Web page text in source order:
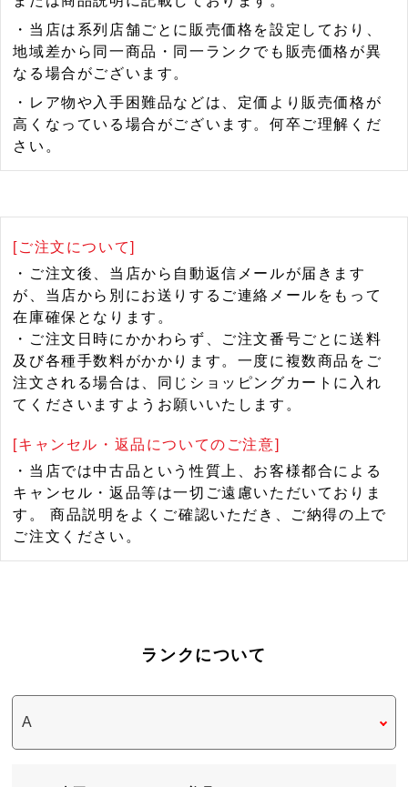
・当店は系列店舗ごとに販売価格を設定しており、
地域差から同一商品・同一ランクでも販売価格が異
なる場合がございます。
・レア物や入手困難品などは、定価より販売価格が
高くなっている場合がございます。何卒ご理解くだ
さい。
[ご注文について]
・ご注文後、当店から自動返信メールが届きます
が、当店から別にお送りするご連絡メールをもって
在庫確保となります。
・ご注文日時にかかわらず、ご注文番号ごとに送料
及び各種手数料がかかります。一度に複数商品をご
注文される場合は、同じショッピングカートに入れ
てくださいますようお願いいたします。
[キャンセル・返品についてのご注意]
・当店では中古品という性質上、お客様都合による
キャンセル・返品等は一切ご遠慮いただいておりま
す。 商品説明をよくご確認いただき、ご納得の上で
ご注文ください。
ランクについて